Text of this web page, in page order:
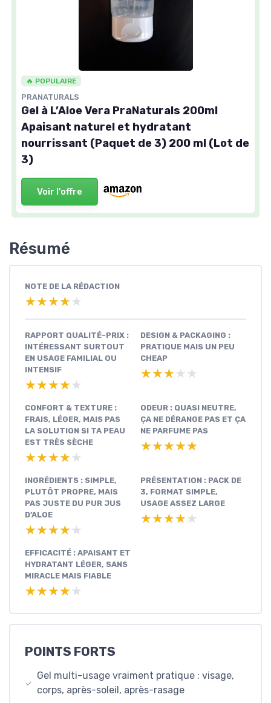
🔥 POPULAIRE
PRANATURALS
Gel à L’Aloe Vera PraNaturals 200ml
Apaisant naturel et hydratant
nourrissant (Paquet de 3) 200 ml (Lot de
3)
Voir l'offre
Résumé
NOTE DE LA RÉDACTION
★★★★★
★★★★★
RAPPORT QUALITÉ-PRIX :
INTÉRESSANT SURTOUT
EN USAGE FAMILIAL OU
INTENSIF
★★★★★
★★★★★
DESIGN & PACKAGING :
PRATIQUE MAIS UN PEU
CHEAP
★★★★★
★★★★★
CONFORT & TEXTURE :
FRAIS, LÉGER, MAIS PAS
LA SOLUTION SI TA PEAU
EST TRÈS SÈCHE
★★★★★
★★★★★
ODEUR : QUASI NEUTRE,
ÇA NE DÉRANGE PAS ET ÇA
NE PARFUME PAS
★★★★★
★★★★★
INGRÉDIENTS : SIMPLE,
PLUTÔT PROPRE, MAIS
PAS JUSTE DU PUR JUS
D’ALOE
★★★★★
★★★★★
PRÉSENTATION : PACK DE
3, FORMAT SIMPLE,
USAGE ASSEZ LARGE
★★★★★
★★★★★
EFFICACITÉ : APAISANT ET
HYDRATANT LÉGER, SANS
MIRACLE MAIS FIABLE
★★★★★
★★★★★
POINTS FORTS
Gel multi-usage vraiment pratique : visage,
corps, après-soleil, après-rasage